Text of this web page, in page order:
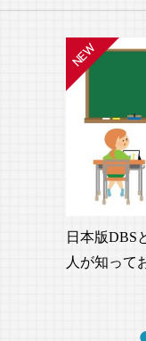
日本版DBS
人が知って